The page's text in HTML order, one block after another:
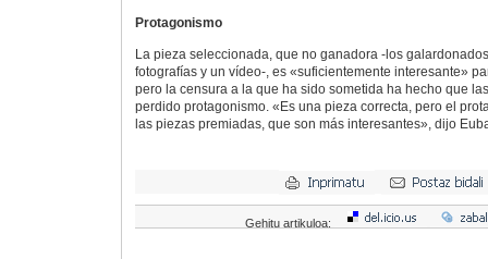
Protagonismo
La pieza seleccionada, que no ganadora -los
fotografías y un vídeo-, es «suficientemente interesante»
pero la censura a la que ha sido sometida ha hecho que
perdido protagonismo. «Es una pieza correcta, pero el
las piezas premiadas, que son más interesantes», dijo
Gehitu artikuloa: